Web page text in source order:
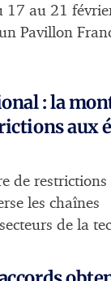
17 au 21
Pavillon
: la
aux
de restrictions
les chaînes
de la